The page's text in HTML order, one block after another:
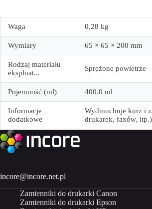
Waga 0,28 kg
Wymiary 65 × 65 × 200 mm
Rodzaj materiału
eksploat...
Sprężone powietrze
Pojemność (ml) 400.0 ml
Informacje
dodatkowe
Wydmuchuje kurz i
drukarek, faxów, itp.)
incore@incore.net.pl
Zamienniki do drukarki Canon
Zamienniki do drukarki Epson